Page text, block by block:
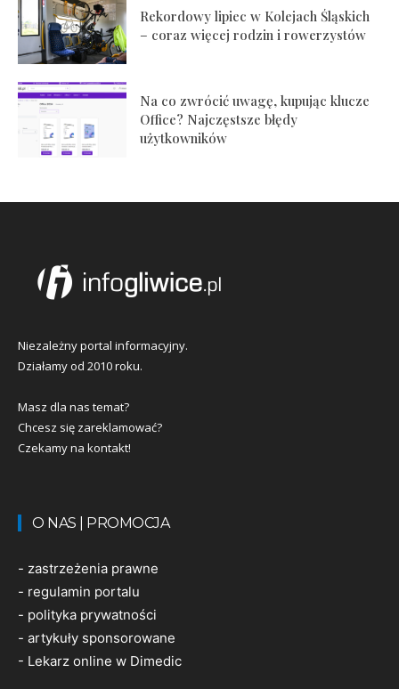
Rekordowy lipiec w Kolejach Śląskich
– coraz więcej rodzin i rowerzystów
Na co zwrócić uwagę, kupując klucze
Office? Najczęstsze błędy
użytkowników
Niezależny portal informacyjny.
Działamy od 2010 roku.
Masz dla nas temat?
Chcesz się zareklamować?
Czekamy na kontakt!
O NAS | PROMOCJA
- zastrzeżenia prawne
- regulamin portalu
- polityka prywatności
- artykuły sponsorowane
- Lekarz online w Dimedic